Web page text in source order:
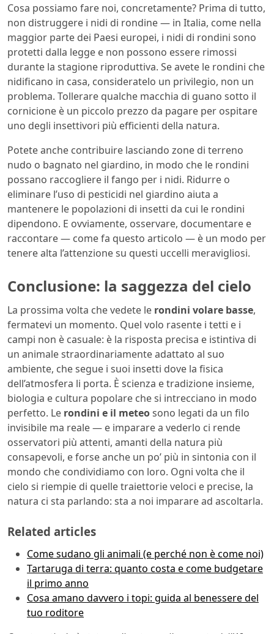
Cosa possiamo fare noi, concretamente? Prima di tutto,
non distruggere i nidi di rondine — in Italia, come nella
maggior parte dei Paesi europei, i nidi di rondini sono
protetti dalla legge e non possono essere rimossi
durante la stagione riproduttiva. Se avete le rondini che
nidificano in casa, consideratelo un privilegio, non un
problema. Tollerare qualche macchia di guano sotto il
cornicione è un piccolo prezzo da pagare per ospitare
uno degli insettivori più efficienti della natura.
Potete anche contribuire lasciando zone di terreno
nudo o bagnato nel giardino, in modo che le rondini
possano raccogliere il fango per i nidi. Ridurre o
eliminare l’uso di pesticidi nel giardino aiuta a
mantenere le popolazioni di insetti da cui le rondini
dipendono. E ovviamente, osservare, documentare e
raccontare — come fa questo articolo — è un modo per
tenere alta l’attenzione su questi uccelli meravigliosi.
Conclusione: la saggezza del cielo
La prossima volta che vedete le rondini volare basse,
fermatevi un momento. Quel volo rasente i tetti e i
campi non è casuale: è la risposta precisa e istintiva di
un animale straordinariamente adattato al suo
ambiente, che segue i suoi insetti dove la fisica
dell’atmosfera li porta. È scienza e tradizione insieme,
biologia e cultura popolare che si intrecciano in modo
perfetto. Le rondini e il meteosono legati da un filo
invisibile ma reale — e imparare a vederlo ci rende
osservatori più attenti, amanti della natura più
consapevoli, e forse anche un po’ più in sintonia con il
mondo che condividiamo con loro. Ogni volta che il
cielo si riempie di quelle traiettorie veloci e precise, la
natura ci sta parlando: sta a noi imparare ad ascoltarla.
Related articles
Come sudano gli animali (e perché non è come noi)
Tartaruga di terra: quanto costa e come budgetare
il primo anno
Cosa amano davvero i topi: guida al benessere del
tuo roditore